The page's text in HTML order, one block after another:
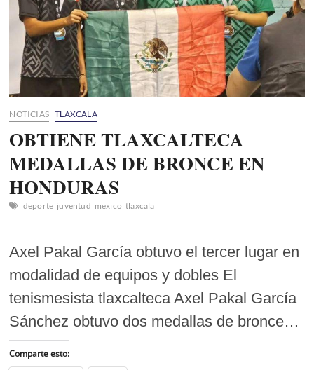
NOTICIAS TLAXCALA
OBTIENE TLAXCALTECA
MEDALLAS DE BRONCE EN
HONDURAS
deporte juventud mexico tlaxcala
Axel Pakal García obtuvo el tercer lugar en
modalidad de equipos y dobles El
tenismesista tlaxcalteca Axel Pakal García
Sánchez obtuvo dos medallas de bronce…
Comparte esto: